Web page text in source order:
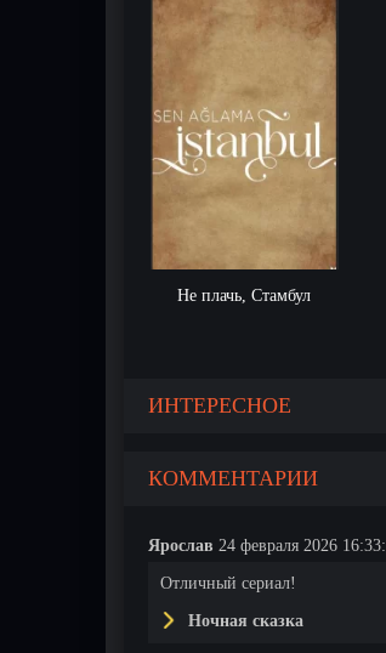
Не плачь, Стамбул
ИНТЕРЕСНОЕ
КОММЕНТАРИИ
Ярослав 24 февраля 2026 16:33:
Отличный сериал!
Ночная сказка